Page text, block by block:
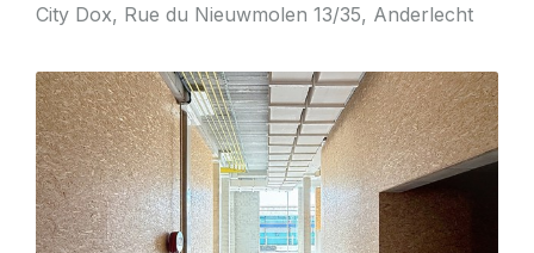
City Dox, Rue du Nieuwmolen 13/35, Anderlecht